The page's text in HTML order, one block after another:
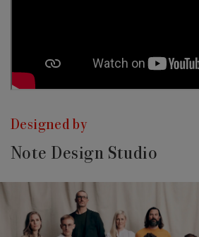
Designed by
Note Design Studio